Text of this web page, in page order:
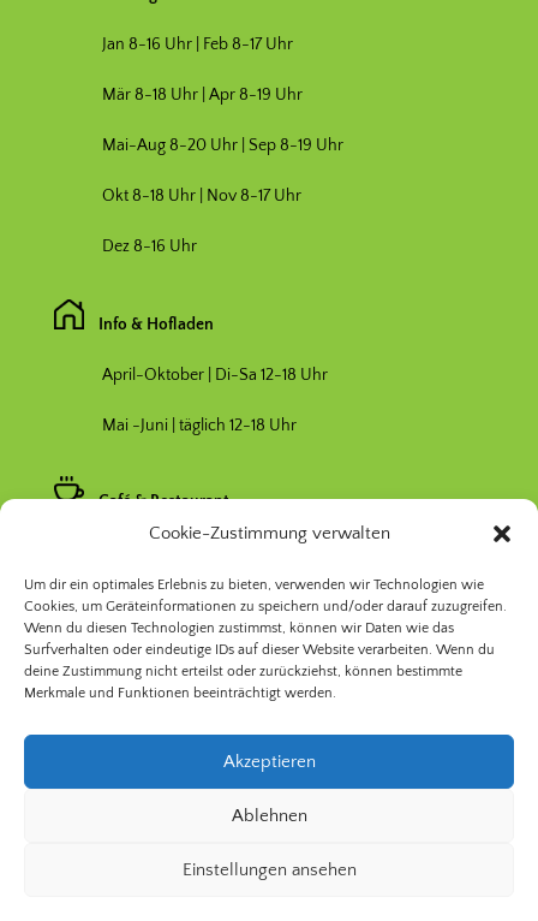
Cookie-Zustimmung verwalten
Um dir ein optimales Erlebnis zu bieten, verwenden wir Technologien wie
Cookies, um Geräteinformationen zu speichern und/oder darauf zuzugreifen.
Wenn du diesen Technologien zustimmst, können wir Daten wie das
Surfverhalten oder eindeutige IDs auf dieser Website verarbeiten. Wenn du
deine Zustimmung nicht erteilst oder zurückziehst, können bestimmte
Merkmale und Funktionen beeinträchtigt werden.
Akzeptieren
Ablehnen
Einstellungen ansehen
Jan 8-16 Uhr | Feb 8-17 Uhr
Mär 8-18 Uhr | Apr 8-19 Uhr
Mai-Aug 8-20 Uhr | Sep 8-19 Uhr
Okt 8-18 Uhr | Nov 8-17 Uhr
Dez 8-16 Uhr
Info & Hofladen
April-Oktober | Di-Sa 12-18 Uhr
Mai -Juni | täglich 12-18 Uhr
Café & Restaurant
Hauptsaison Mai-September 11-19 Uhr
© 2026 Prinzessinnengarten Kollektiv Berlin | Nomadisch